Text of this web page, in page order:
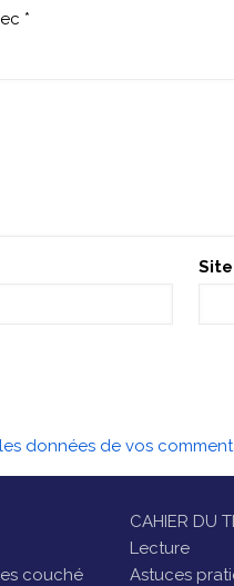
*
données de vos
couché
CAHIER DU
Lecture
Astuces